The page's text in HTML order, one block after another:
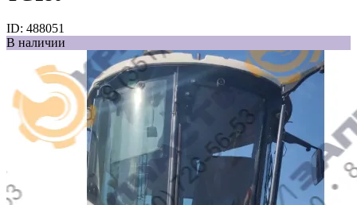
ID: 488051
В наличии